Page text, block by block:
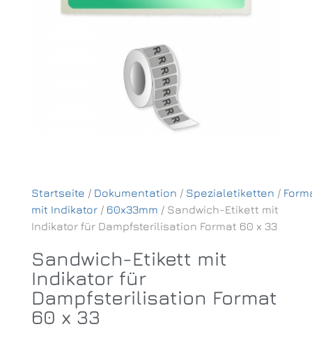
Startseite / Dokumentation / Spezialetiketten /
mit Indikator / 60x33mm / Sandwich-Etikett mit
Indikator für Dampfsterilisation Format 60 x 33
Sandwich-Etikett mit
Indikator für
Dampfsterilisation Format
60 x 33